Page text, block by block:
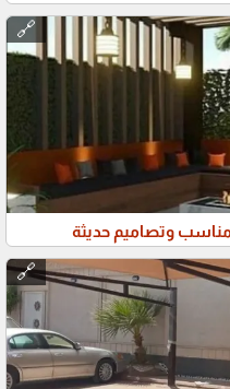
وتصاميم حديثة
🔗
🔗